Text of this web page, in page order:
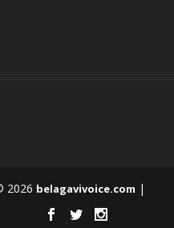
2026 belagavivoice.com |